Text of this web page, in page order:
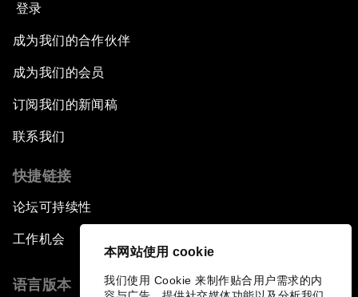
本网站使用 cookie
我们使用 Cookie 来制作贴合用户需求的内
登录
成为我们的合作伙伴
成为我们的会员
订阅我们的新闻稿
联系我们
快捷链接
论坛可持续性
工作机会
语言版本